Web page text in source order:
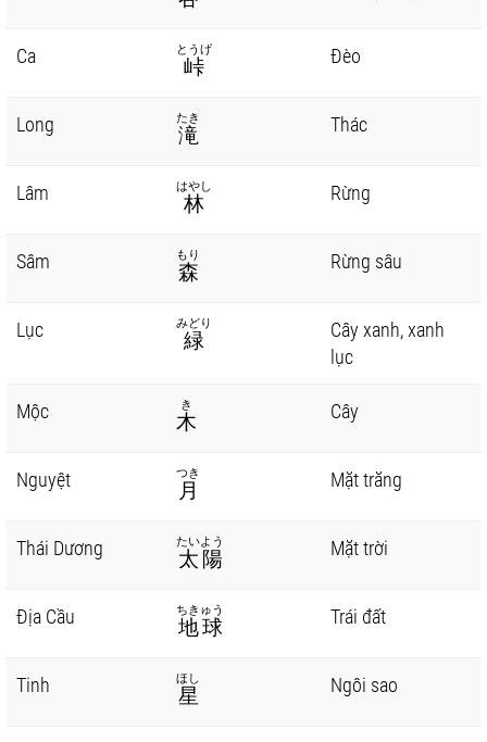
Ca 峠
とうげ Đèo
Long 滝
たき Thác
Lâm 林
はやし Rừng
Sâm 森
もり Rừng sâu
Lục 緑
みどり
Cây xanh, xanh
lục
Mộc 木
き Cây
Nguyệt 月
つき Mặt trăng
Thái Dương 太陽
たいよう Mặt trời
Địa Cầu 地球
ちきゅう Trái đất
Tinh 星
ほし Ngôi sao